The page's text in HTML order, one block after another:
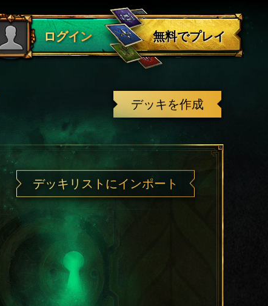
ログイン
ログアウト
無料でプレイ
デッキを作成
デッキリストにインポート